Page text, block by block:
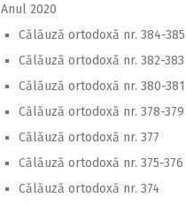
Anul 2020
Călăuză ortodoxă nr. 384-385
Călăuză ortodoxă nr. 382-383
Călăuză ortodoxă nr. 380-381
Călăuză ortodoxă nr. 378-379
Călăuză ortodoxă nr. 377
Călăuză ortodoxă nr. 375-376
Călăuză ortodoxă nr. 374